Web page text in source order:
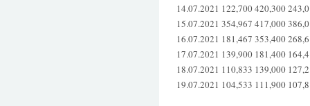
14.07.2021 122,700 420,300 243,0
15.07.2021 354,967 417,000 386,0
16.07.2021 181,467 353,400 268,6
17.07.2021 139,900 181,400 164,4
18.07.2021 110,833 139,000 127,2
19.07.2021 104,533 111,900 107,8